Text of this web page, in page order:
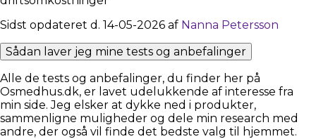
Sidst opdateret d. 14-05-2026 af Nanna Petersson
Sådan laver jeg mine tests og anbefalinger
Alle de tests og anbefalinger, du finder her på
Osmedhus.dk, er lavet udelukkende af interesse fra
min side. Jeg elsker at dykke ned i produkter,
sammenligne muligheder og dele min research med
andre, der også vil finde det bedste valg til hjemmet.